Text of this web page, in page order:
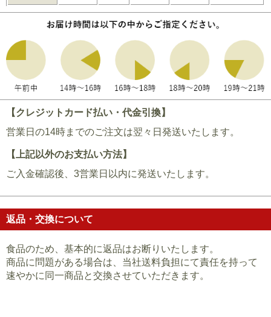
【クレジットカード払い・代金引換】
営業日の14時までのご注文は翌々日発送いたします。
【上記以外のお支払い方法】
ご入金確認後、3営業日以内に発送いたします。
返品・交換について
食品のため、基本的に返品はお断りいたします。
商品に問題がある場合は、当社送料負担にて責任を持って
速やかに同一商品と交換させていただきます。